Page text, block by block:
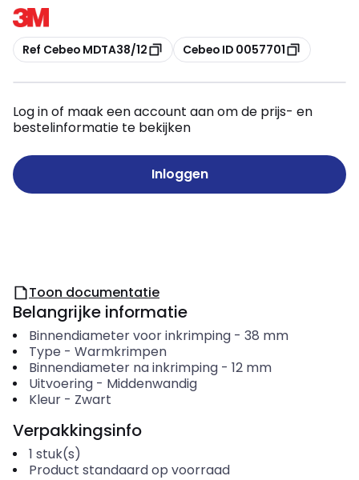
Kopiëren
Ref Cebeo MDTA38/12 Kopiëren
Cebeo ID 0057701
Log in of maak een account aan om de prijs- en
bestelinformatie te bekijken
Inloggen
Toon documentatie
Belangrijke informatie
Binnendiameter voor inkrimping- 38 mm
Type - Warmkrimpen
Binnendiameter na inkrimping- 12 mm
Uitvoering- Middenwandig
Kleur- Zwart
Verpakkingsinfo
1 stuk(s)
Product standaard op voorraad